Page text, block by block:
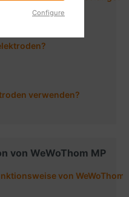
verwenden?
von WeWoThom MP
von WeWoThom
Configure